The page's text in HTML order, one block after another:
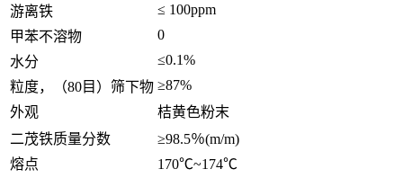
游离铁
≤ 100ppm
甲苯不溶物
0
水分
≤0.1%
粒度，（80目）筛下物 ≥87%
外观
桔黄色粉末
二茂铁质量分数
≥98.5％(m/m)
熔点
170℃~174℃